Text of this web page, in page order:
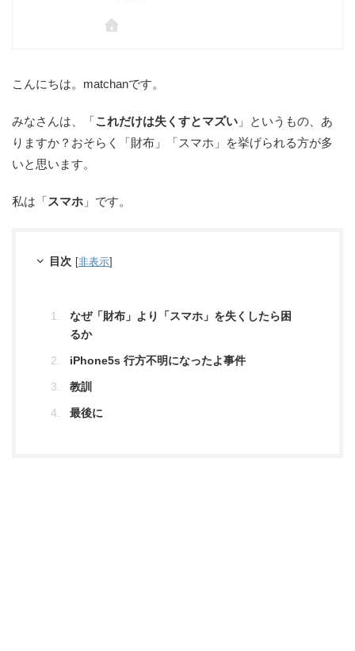
こんにちは。matchanです。
みなさんは、「これだけは失くすとマズい 」というもの、あ
りますか？おそらく「財布」「スマホ」を挙げられる方が多
いと思います。
私は「スマホ 」です。
目次 [非表示]
なぜ「財布」より「スマホ」を失くしたら困
るか
iPhone5s 行方不明になったよ事件
教訓
最後に